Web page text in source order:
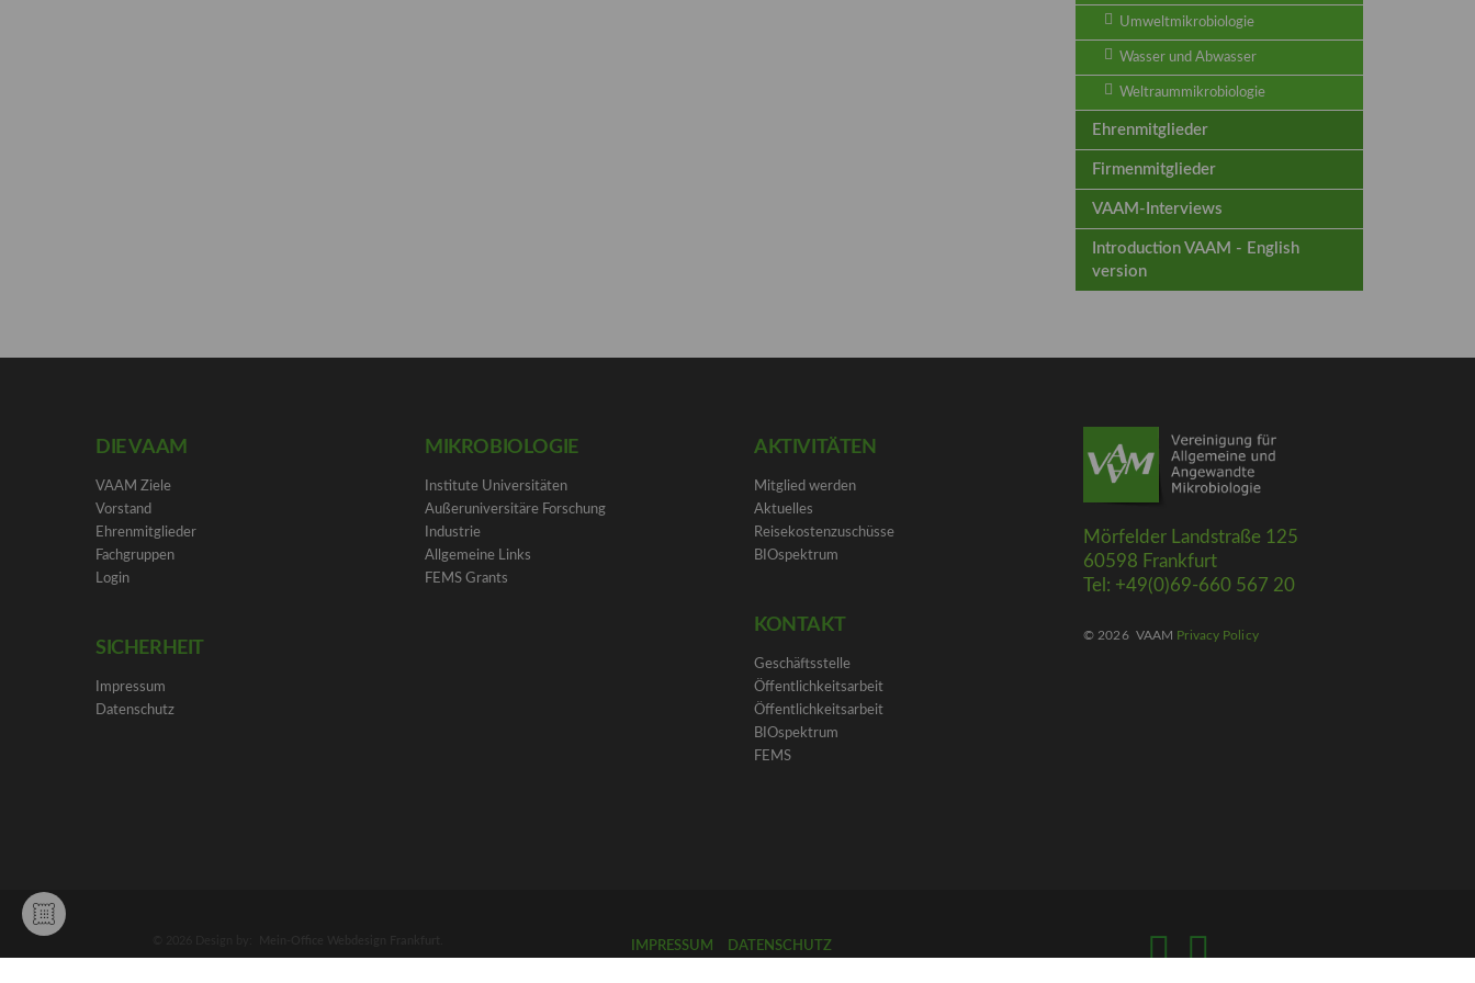
Umweltmikrobiologie
Wasser und Abwasser
Weltraummikrobiologie
Ehrenmitglieder
Firmenmitglieder
VAAM-Interviews
Introduction VAAM - English
version
DIE VAAM
VAAM Ziele
Vorstand
Ehrenmitglieder
Fachgruppen
Login
SICHERHEIT
Impressum
Datenschutz
MIKROBIOLOGIE
Institute Universitäten
Außeruniversitäre Forschung
Industrie
Allgemeine Links
FEMS Grants
AKTIVITÄTEN
Mitglied werden
Aktuelles
Reisekostenzuschüsse
BIOspektrum
KONTAKT
Geschäftsstelle
Öffentlichkeitsarbeit
Öffentlichkeitsarbeit
BIOspektrum
FEMS
Mörfelder Landstraße 125
60598 Frankfurt
Tel: +49(0)69-660 567 20
© 2026 VAAM Privacy Policy
IMPRESSUM DATENSCHUTZ